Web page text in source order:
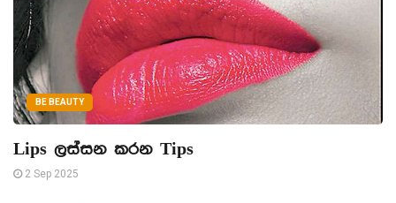
BE BEAUTY
Lips ලස්සන කරන Tips
2 Sep 2025